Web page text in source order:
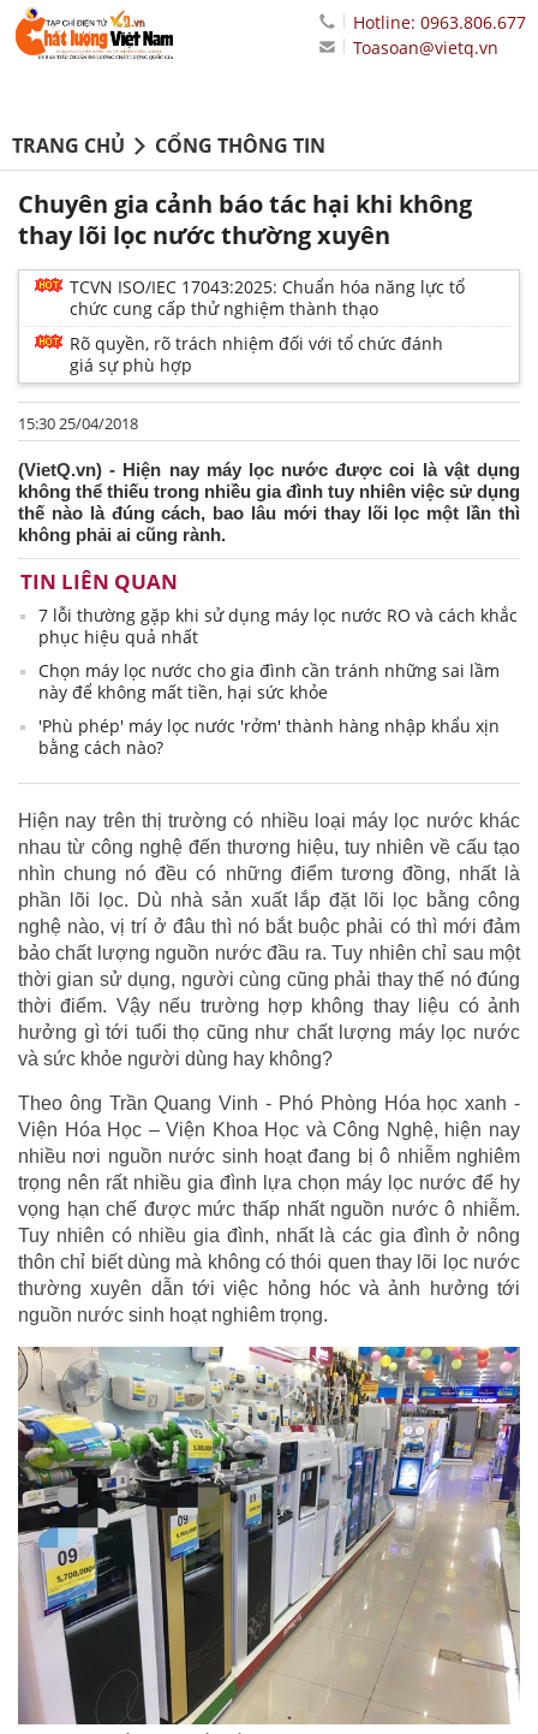
Hotline: 0963.806.677
Toasoan@vietq.vn
TRANG CHỦ CỔNG THÔNG TIN
Chuyên gia cảnh báo tác hại khi không
thay lõi lọc nước thường xuyên
TCVN ISO/IEC 17043:2025: Chuẩn hóa năng lực tổ
chức cung cấp thử nghiệm thành thạo
Rõ quyền, rõ trách nhiệm đối với tổ chức đánh
giá sự phù hợp
15:30 25/04/2018
(VietQ.vn) - Hiện nay máy lọc nước được coi là vật dụng
không thể thiếu trong nhiều gia đình tuy nhiên việc sử dụng
thế nào là đúng cách, bao lâu mới thay lõi lọc một lần thì
không phải ai cũng rành.
TIN LIÊN QUAN
7 lỗi thường gặp khi sử dụng máy lọc nước RO và cách khắc
phục hiệu quả nhất
Chọn máy lọc nước cho gia đình cần tránh những sai lầm
này để không mất tiền, hại sức khỏe
'Phù phép' máy lọc nước 'rởm' thành hàng nhập khẩu xịn
bằng cách nào?
Hiện nay trên thị trường có nhiều loại máy lọc nước khác
nhau từ công nghệ đến thương hiệu, tuy nhiên về cấu tạo
nhìn chung nó đều có những điểm tương đồng, nhất là
phần lõi lọc. Dù nhà sản xuất lắp đặt lõi lọc bằng công
nghệ nào, vị trí ở đâu thì nó bắt buộc phải có thì mới đảm
bảo chất lượng nguồn nước đầu ra. Tuy nhiên chỉ sau một
thời gian sử dụng, người cùng cũng phải thay thế nó đúng
thời điểm. Vậy nếu trường hợp không thay liệu có ảnh
hưởng gì tới tuổi thọ cũng như chất lượng máy lọc nước
và sức khỏe người dùng hay không?
Theo ông Trần Quang Vinh - Phó Phòng Hóa học xanh -
Viện Hóa Học – Viện Khoa Học và Công Nghệ, hiện nay
nhiều nơi nguồn nước sinh hoạt đang bị ô nhiễm nghiêm
trọng nên rất nhiều gia đình lựa chọn máy lọc nước để hy
vọng hạn chế được mức thấp nhất nguồn nước ô nhiễm.
Tuy nhiên có nhiều gia đình, nhất là các gia đình ở nông
thôn chỉ biết dùng mà không có thói quen thay lõi lọc nước
thường xuyên dẫn tới việc hỏng hóc và ảnh hưởng tới
nguồn nước sinh hoạt nghiêm trọng.